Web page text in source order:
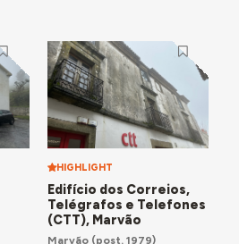
HIGHLIGHT
Edifício dos Correios,
Telégrafos e Telefones
(CTT), Marvão
Marvão(post. 1979)